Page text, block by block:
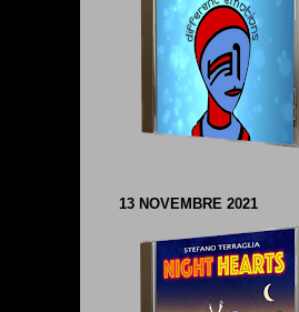
13 NOVEMBRE 2021